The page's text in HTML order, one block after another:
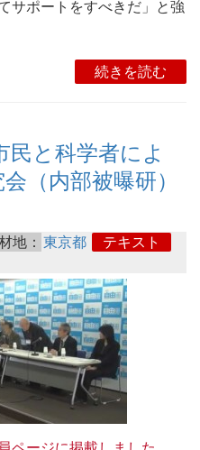
サポートをすべきだ」と強
続きを読む
民と科学者によ
（内部被曝研）
地： 東京都
テキスト